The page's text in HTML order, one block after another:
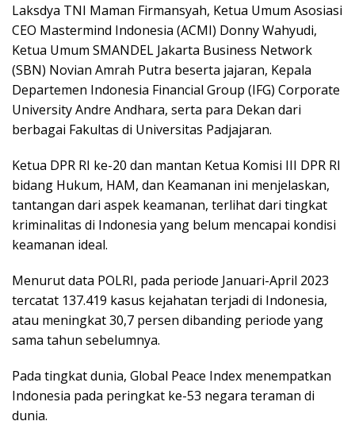
Laksdya TNI Maman Firmansyah, Ketua Umum Asosiasi
CEO Mastermind Indonesia (ACMI) Donny Wahyudi,
Ketua Umum SMANDEL Jakarta Business Network
(SBN) Novian Amrah Putra beserta jajaran, Kepala
Departemen Indonesia Financial Group (IFG) Corporate
University Andre Andhara, serta para Dekan dari
berbagai Fakultas di Universitas Padjajaran.
Ketua DPR RI ke-20 dan mantan Ketua Komisi III DPR RI
bidang Hukum, HAM, dan Keamanan ini menjelaskan,
tantangan dari aspek keamanan, terlihat dari tingkat
kriminalitas di Indonesia yang belum mencapai kondisi
keamanan ideal.
Menurut data POLRI, pada periode Januari-April 2023
tercatat 137.419 kasus kejahatan terjadi di Indonesia,
atau meningkat 30,7 persen dibanding periode yang
sama tahun sebelumnya.
Pada tingkat dunia, Global Peace Index menempatkan
Indonesia pada peringkat ke-53 negara teraman di
dunia.